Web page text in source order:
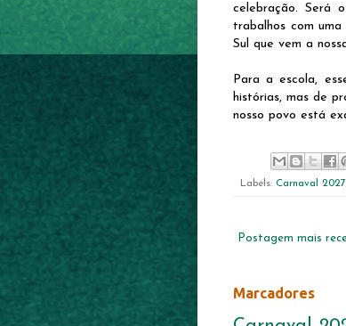
celebração. Será
trabalhos com
Sul que vem a
Para a escola,
histórias, mas de
nosso povo está
Labels: Carnaval 2027
Postagem mais
Marcadores